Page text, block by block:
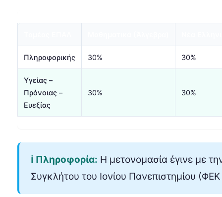
Πληροφορικής 30% 30%
Υγείας –
Πρόνοιας –
Ευεξίας
30% 30%
ℹ️ Πληροφορία: Η μετονομασία έγινε με
Συγκλήτου του Ιονίου Πανεπιστημίου